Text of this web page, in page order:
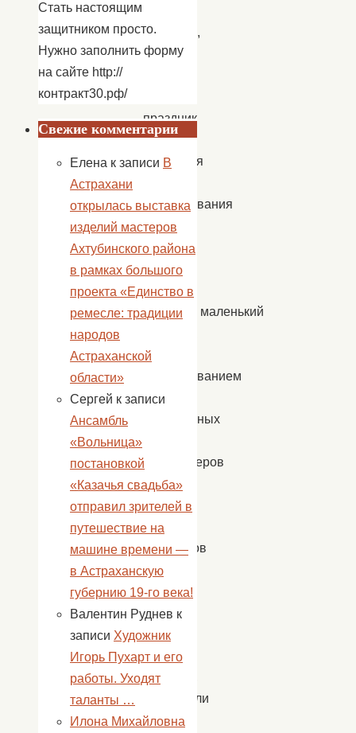
Сегодня,
ни
праздник
не
обходится
использования
Аква-
грима,
мы
тоже
устроили маленький
с
использованием
гуаши,
акварельных
фломастеров
на
водной
основе,
спонжиков
и
кисточек.
Ребята,
затаив
дыхание,
наблюдали
за
Стать настоящим
защитником просто.
Нужно заполнить форму
на сайте http://
контракт30.рф/
Свежие комментарии
Елена к записи В
Астрахани
открылась выставка
изделий мастеров
Ахтубинского района
в рамках большого
проекта «Единство в
ремесле: традиции
народов
Астраханской
области»
Сергей к записи
Ансамбль
«Вольница»
постановкой
«Казачья свадьба»
отправил зрителей в
путешествие на
машине времени —
в Астраханскую
губернию 19-го века!
Валентин Руднев к
записи Художник
Игорь Пухарт и его
работы. Уходят
таланты …
Илона Михайловна